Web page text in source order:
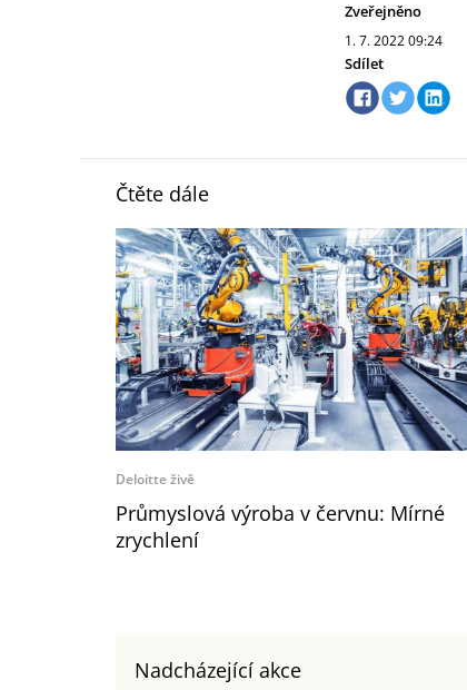
Zveřejněno
1. 7. 202209:24
Sdílet
Čtěte dále
Deloitte živě
Průmyslová výroba v červnu: Mírné
zrychlení
Nadcházející akce